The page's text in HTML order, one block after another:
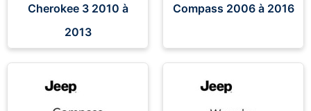
Cherokee 3 2010 à
2013
Compass 2006 à 2016